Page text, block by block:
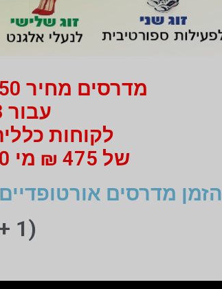
מדרסים מחיר 750 ₪ בלבד במקום
עבור 3 זוגות מדרסים
לקוחות
של 475 ₪ מי 750 ₪ בעבור זוג מדרסים
הזמן מדרסים
(1 + 1 + 1 חינם)